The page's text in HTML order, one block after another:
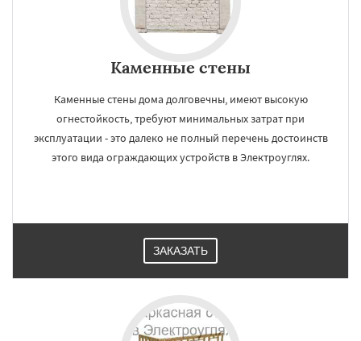
Каменные стены
Каменные стены дома долговечны, имеют высокую
огнестойкость, требуют минимальных затрат при
эксплуатации - это далеко не полный перечень достоинств
этого вида ограждающих устройств в Электроуглях.
ЗАКАЗАТЬ